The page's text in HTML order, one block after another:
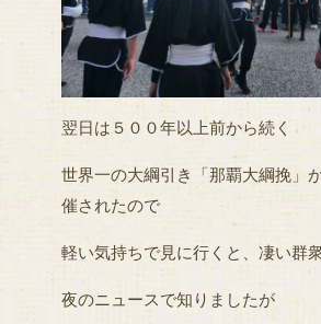
翌日は５００年以上前から続く
世界一の大綱引き「那覇大綱挽」
催されたので
軽い気持ちで見に行くと、凄い群
夜のニュースで知りましたが